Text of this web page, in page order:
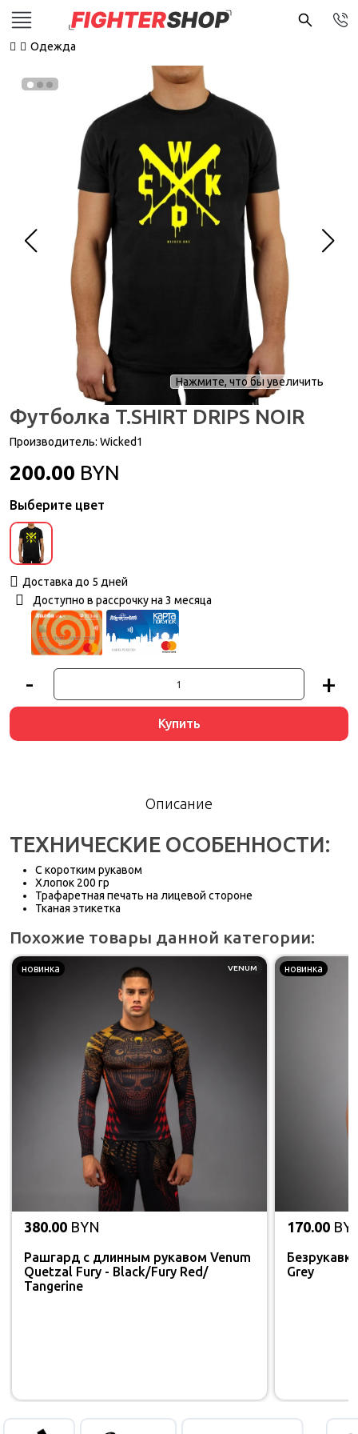
Одежда
Нажмите, что бы увеличить
Футболка T.SHIRT DRIPS NOIR
Производитель: Wicked1
200.00 BYN
Выберите цвет
Доставка до 5 дней
Доступно в рассрочку на 3 месяца
- +
Купить
Описание
ТЕХНИЧЕСКИЕ ОСОБЕННОСТИ:
С коротким рукавом
Хлопок 200 гр
Трафаретная печать на лицевой стороне
Тканая этикетка
Похожие товары данной категории:
VENUM
новинка
380.00 BYN
Рашгард с длинным рукавом Venum
Quetzal Fury - Black/Fury Red/
Tangerine
новинка
170.00
Grey